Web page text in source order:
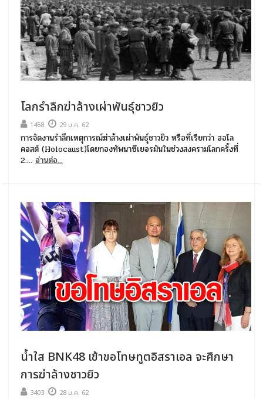
โลกรำลึกฆ่าล้างเผ่าพันธุ์ชาวยิว
1458 29 ม.ค. 62
การจัดงานรำลึกเหตุการณ์ฆ่าล้างเผ่าพันธุ์ชาวยิว หรือที่เรียกว่า ฮอโล
คอสต์ (Holocaust)โดยกองทัพนาซีเยอรมันในช่วงสงครามโลกครั้งที่
2.... อ่านต่อ...
น้ำใส BNK48 เข้าขอโทษทูตอิสราเอล จะศึกษา
การฆ่าล้างชาวยิว
3403 28 ม.ค. 62